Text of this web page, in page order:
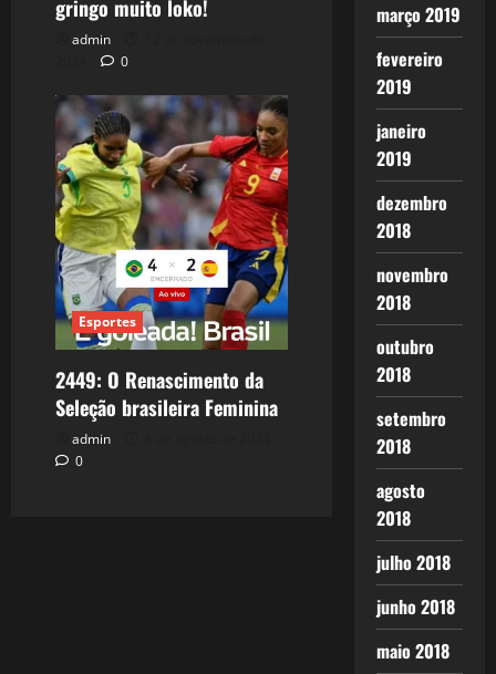
gringo muito loko!
admin
0
Esportes
2449: O Renascimento da
Seleção brasileira Feminina
admin
0
março 2019
fevereiro
2019
janeiro
2019
dezembro
2018
novembro
2018
outubro
2018
setembro
2018
agosto
2018
julho 2018
junho 2018
maio 2018